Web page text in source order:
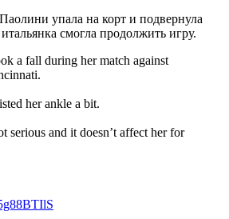
упала на корт и подвернула
смогла продолжить игру.
a fall during her match against
her ankle a bit.
serious and it doesn’t affect her for